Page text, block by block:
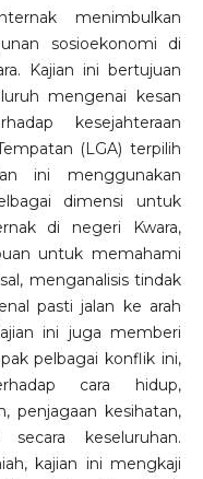
menimbulkan
sosioekonomi di
Kajian ini bertujuan
mengenai kesan
kesejahteraan
(LGA) terpilih
ini menggunakan
dimensi untuk
di negeri Kwara,
untuk memahami
menganalisis tindak
pasti jalan ke arah
ini juga memberi
pelbagai konflik ini,
cara hidup,
penjagaan kesihatan,
keseluruhan.
kajian ini mengkaji